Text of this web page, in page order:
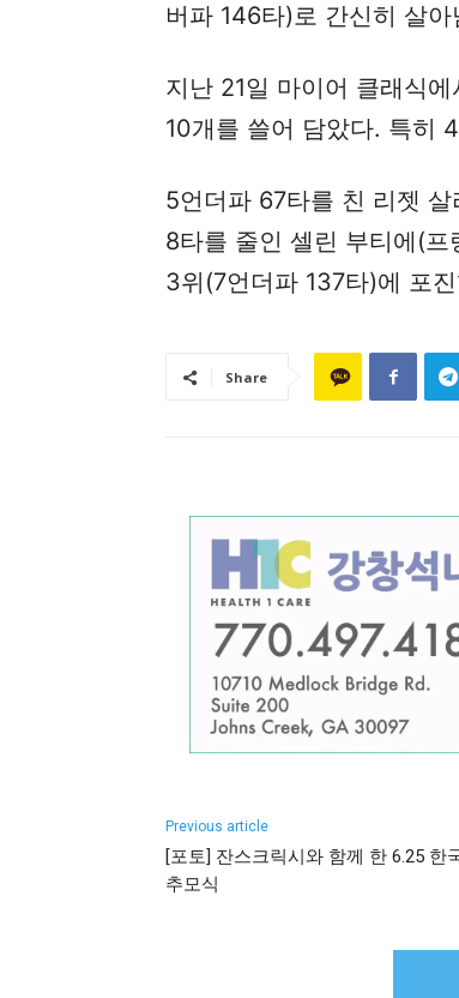
버파 146타)로 간신히 살아
지난 21일 마이어 클래식
10개를 쓸어 담았다. 특히
5언더파 67타를 친 리젯
8타를 줄인 셀린 부티에(
3위(7언더파 137타)에 포
Share
Previous article
[포토] 잔스크릭시와 함께 한 6.25 한
추모식